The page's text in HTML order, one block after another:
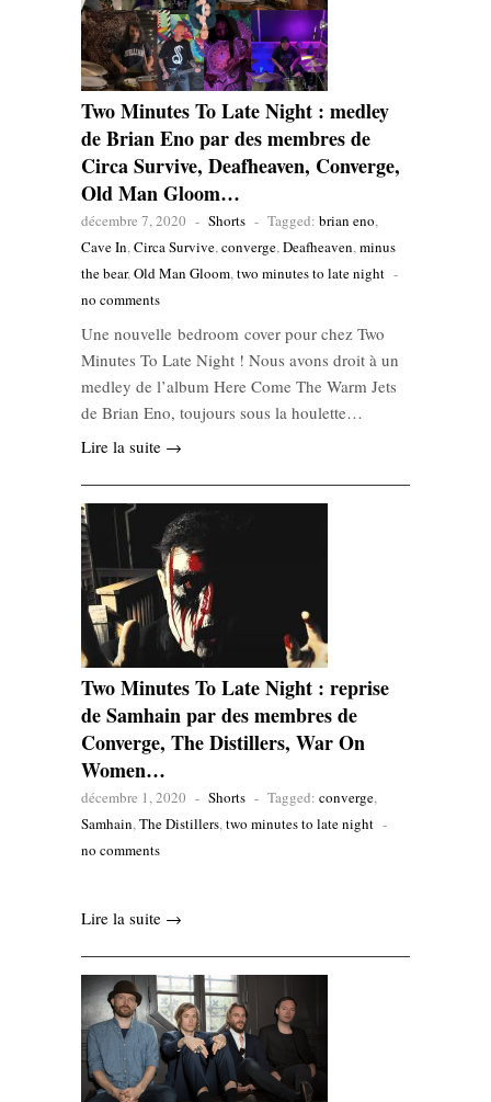
Two Minutes To Late Night : medley
de Brian Eno par des membres de
Circa Survive, Deafheaven, Converge,
Old Man Gloom…
décembre 7, 2020 - Shorts - Tagged: brian eno,
Cave In,Circa Survive,converge,Deafheaven,minus
the bear,Old Man Gloom,two minutes to late night -
no comments
Une nouvelle bedroom cover pour chez Two
Minutes To Late Night ! Nous avons droit à un
medley de l’album Here Come The Warm Jets
de Brian Eno, toujours sous la houlette…
Lire la suite →
Two Minutes To Late Night : reprise
de Samhain par des membres de
Converge, The Distillers, War On
Women…
décembre 1, 2020 - Shorts - Tagged: converge,
Samhain,The Distillers,two minutes to late night -
no comments
Lire la suite →